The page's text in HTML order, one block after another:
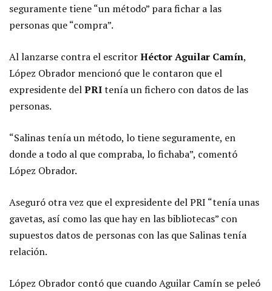
seguramente tiene “un método” para fichar a las
personas que “compra”.
Al lanzarse contra el escritorHéctor Aguilar Camín,
López Obrador mencionó que le contaron que el
expresidente delPRItenía un fichero con datos de las
personas.
“Salinas tenía un método, lo tiene seguramente, en
donde a todo al que compraba, lo fichaba”, comentó
López Obrador.
Aseguró otra vez que el expresidente del PRI “tenía unas
gavetas, así como las que hay en las bibliotecas” con
supuestos datos de personas con las que Salinas tenía
relación.
López Obrador contó que cuando Aguilar Camín se peleó